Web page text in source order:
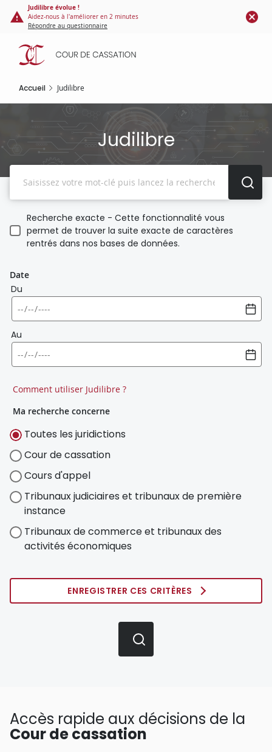
Panneau de gestion des cookies
contenu
principal
Judilibre évolue !
Aidez-nous à l'améliorer en 2 minutes
Répondre au questionnaire
Accueil Judilibre
Judilibre
Recherche exacte - Cette fonctionnalité vous
permet de trouver la suite exacte de caractères
rentrés dans nos bases de données.
Date
Du
Au
Comment utiliser Judilibre ?
Ma recherche concerne
Toutes les juridictions
Cour de cassation
Cours d'appel
Tribunaux judiciaires et tribunaux de première
instance
Tribunaux de commerce et tribunaux des
activités économiques
ENREGISTRER CES CRITÈRES
Accès rapide aux décisions de la
Cour de cassation